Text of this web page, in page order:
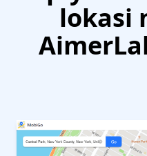
lokasi